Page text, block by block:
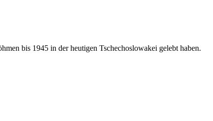
bis 1945 in der heutigen Tschechoslowakei gelebt haben.